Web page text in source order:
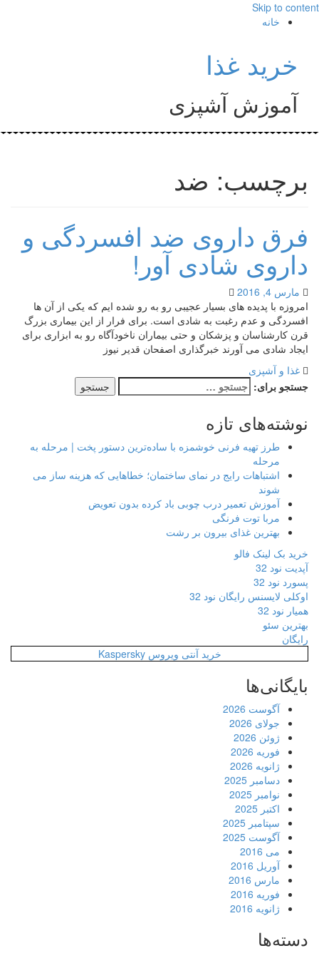
Skip to content
خانه
خرید غذا
آموزش آشپزی
برچسب: ضد
فرق داروی ضد افسردگی و
داروی شادی آور!
مارس 4, 2016
امروزه با پدیده های بسیار عجیبی رو به رو شده ایم که یکی از آن ها
افسردگی و عدم رغبت به شادی است. برای فرار از این بیماری بزرگ
قرن کارشناسان و پزشکان و حتی بیماران ناخودآگاه رو به ابزاری برای
ایجاد شادی می آورند خبرگذاری اصفحان قدیر نیوز
غذا و آشپزی
جستجو برای:
نوشته‌های تازه
طرز تهیه فرنی خوشمزه با ساده‌ترین دستور پخت | مرحله به
مرحله
اشتباهات رایج در نمای ساختمان؛ خطاهایی که هزینه ساز می
شوند
آموزش تعمیر درب چوبی باد کرده بدون تعویض
مربا توت فرنگی
بهترین غذای بیرون بر رشت
خرید بک لینک فالو
آپدیت نود 32
پسورد نود 32
اوکلی لایسنس رایگان نود 32
همیار نود 32
بهترین سئو
رایگان
خرید آنتی ویروس Kaspersky
بایگانی‌ها
آگوست 2026
جولای 2026
ژوئن 2026
فوریه 2026
ژانویه 2026
دسامبر 2025
نوامبر 2025
اکتبر 2025
سپتامبر 2025
آگوست 2025
می 2016
آوریل 2016
مارس 2016
فوریه 2016
ژانویه 2016
دسته‌ها